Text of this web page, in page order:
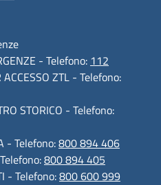
- Telefono: 112
ZTL - Telefono:
STORICO - Telefono:
- Telefono:800 894 406
800 894 405
- Telefono:800 600 999